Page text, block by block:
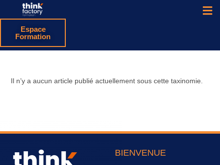
Espace
Formation
Il n’y a aucun article publié actuellement sous cette taxinomie.
BIENVENUE